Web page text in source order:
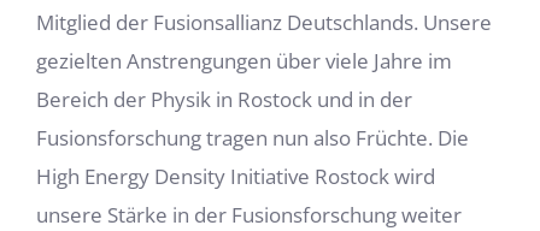
Mitglied der Fusionsallianz Deutschlands. Unsere
gezielten Anstrengungen über viele Jahre im
Bereich der Physik in Rostock und in der
Fusionsforschung tragen nun also Früchte. Die
High Energy Density Initiative Rostock wird
unsere Stärke in der Fusionsforschung weiter